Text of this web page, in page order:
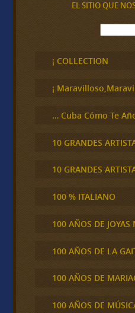
EL SITIO QUE
B
u
c
a
¡ COLLECTION
¡
… Cuba Cómo Te
10 GRANDES
10 GRANDES
100 % ITALIANO
100 AÑOS DE JOYAS
100 AÑOS DE LA
100 AÑOS DE
100 AÑOS DE